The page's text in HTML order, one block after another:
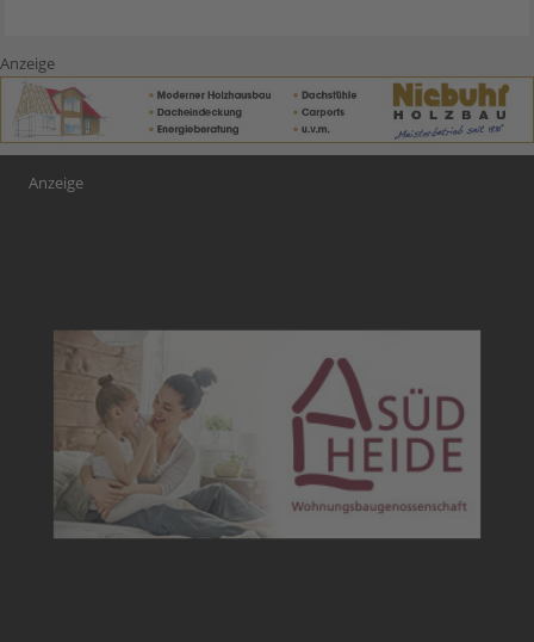
Anzeige
Anzeige